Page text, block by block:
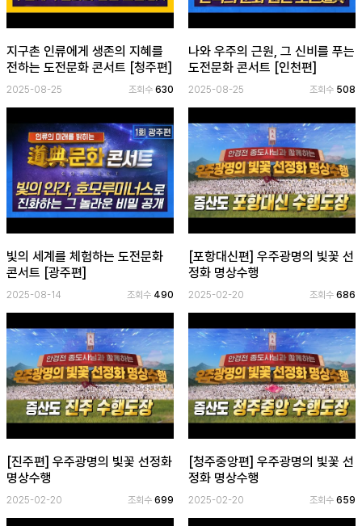
지구촌 인류에게 생존의 지혜를
전하는 도전문화 콘서트 [청주편]
2025-08-25 조회수630
나와 우주의 근원, 그 신비를 푸는
도전문화 콘서트 [인천편]
2025-08-25 조회수 508
빛의 세계를 체험하는 도전문화
콘서트 [광주편]
2025-08-14 조회수 490
[포항대신편] 우주광명의 빛꽃 선
정화 명상수행
2025-02-20 조회수 686
[진주편] 우주광명의 빛꽃 선정화
명상수행
2025-02-20 조회수699
[청주중앙편] 우주광명의 빛꽃 선
정화 명상수행
2025-02-20 조회수 659